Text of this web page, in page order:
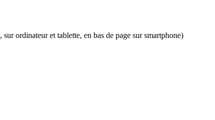
ordinateur et tablette, en bas de page sur smartphone)